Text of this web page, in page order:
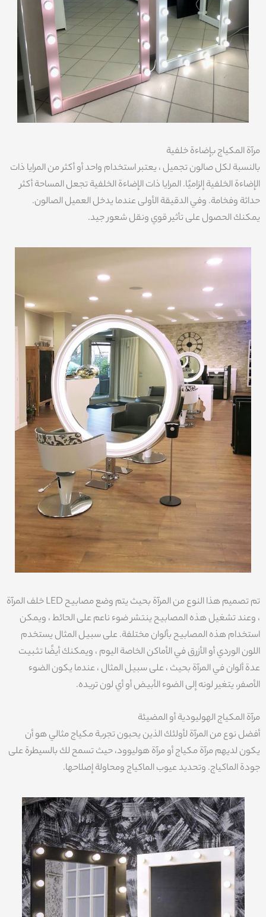
مرآة المكياج بإضاءة خلفية
بالنسبة لكل صالون تجميل ، يعتبر استخدام واحد أو أكثر من المرايا ذات
الإضاءة الخلفية إلزاميًا. المرايا ذات الإضاءة الخلفية تجعل المساحة أكثر
حداثة وفخامة. وفي الدقيقة الأولى عندما يدخل العميل الصالون.
يمكنك الحصول على تأثير قوي ونقل شعور جيد.
تم تصميم هذا النوع من المرآة بحيث يتم وضع مصابيح LED خلف المرآة
، وعند تشغيل هذه المصابيح ينتشر ضوء ناعم على الحائط ، ويمكن
استخدام هذه المصابيح بألوان مختلفة. على سبيل المثال يستخدم
اللون الوردي أو الأزرق في الأماكن الخاصة اليوم ، ويمكنك أيضًا تثبيت
عدة ألوان في المرآة بحيث ، على سبيل المثال ، عندما يكون الضوء
الأصفر، يتغير لونه إلى الضوء الأبيض أو أي لون تريده.
مرآة المكياج الهوليودية أو المضيئة
أفضل نوع من المرآة لأولئك الذين يحبون تجربة مكياج مثالي هو أن
يكون لديهم مرآة مكياج أو مرآة هوليوود، حيث تسمح لك بالسيطرة على
جودة الماكياج. وتحديد عيوب الماكياج ومحاولة إصلاحها.